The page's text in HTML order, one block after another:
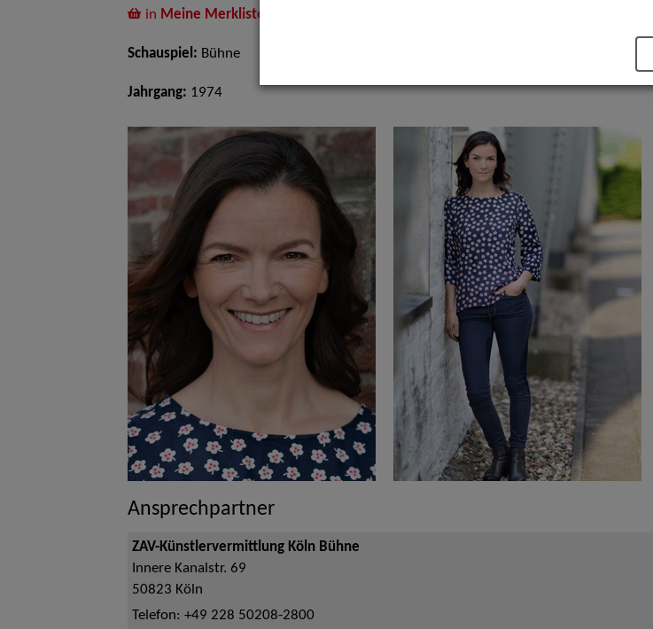
in Meine Merkliste
Schauspiel: Bühne
Jahrgang: 1974
Ansprechpartner
ZAV-Künstlervermittlung Köln Bühne
Innere Kanalstr. 69
50823 Köln
Telefon: +49 228 50208-2800